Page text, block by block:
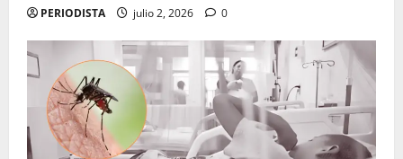
PERIODISTA julio 2, 2026 0